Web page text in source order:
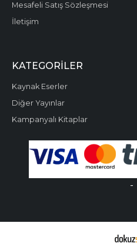
Mesafeli Satış Sözleşmesi
İletişim
KATEGORILER
Kaynak Eserler
Diğer Yayınlar
Kampanyalı Kitaplar
-